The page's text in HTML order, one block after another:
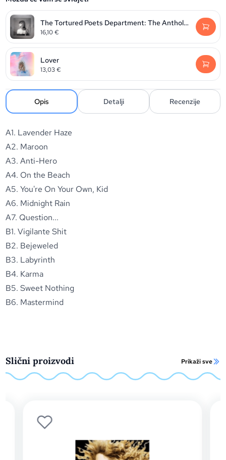
The Tortured Poets Department: The Anthology
16,10€
Lover
13,03€
Opis Detalji Recenzije
A1. Lavender Haze
A2. Maroon
A3. Anti-Hero
A4. On the Beach
A5. You're On Your Own, Kid
A6. Midnight Rain
A7. Question...
B1. Vigilante Shit
B2. Bejeweled
B3. Labyrinth
B4. Karma
B5. Sweet Nothing
B6. Mastermind
Slični proizvodi Prikaži sve